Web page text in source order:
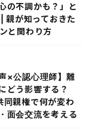
の不調かも？」と
親が知っておきた
と関わり方
×公認心理師】離
どう影響する？
同親権で何が変わ
面会交流を考える